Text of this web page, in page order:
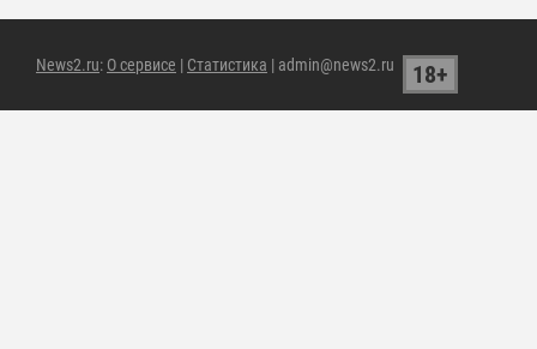
News2.ru: О сервисе | Статистика | admin@news2.ru 18+